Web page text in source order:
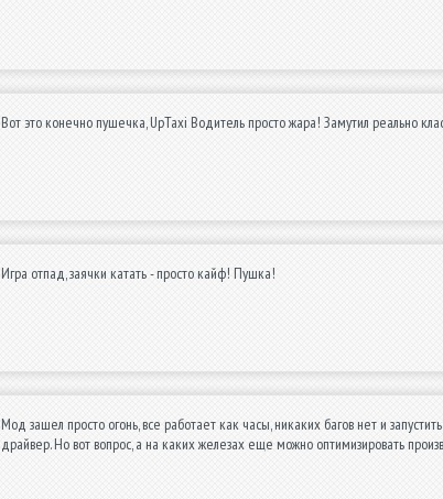
Вот это конечно пушечка, UpTaxi Водитель просто жара! Замутил реально
Игра отпад, заячки катать - просто кайф! Пушка!
Мод зашел просто огонь, все работает как часы, никаких багов нет и
драйвер. Но вот вопрос, а на каких железах еще можно оптимизировать